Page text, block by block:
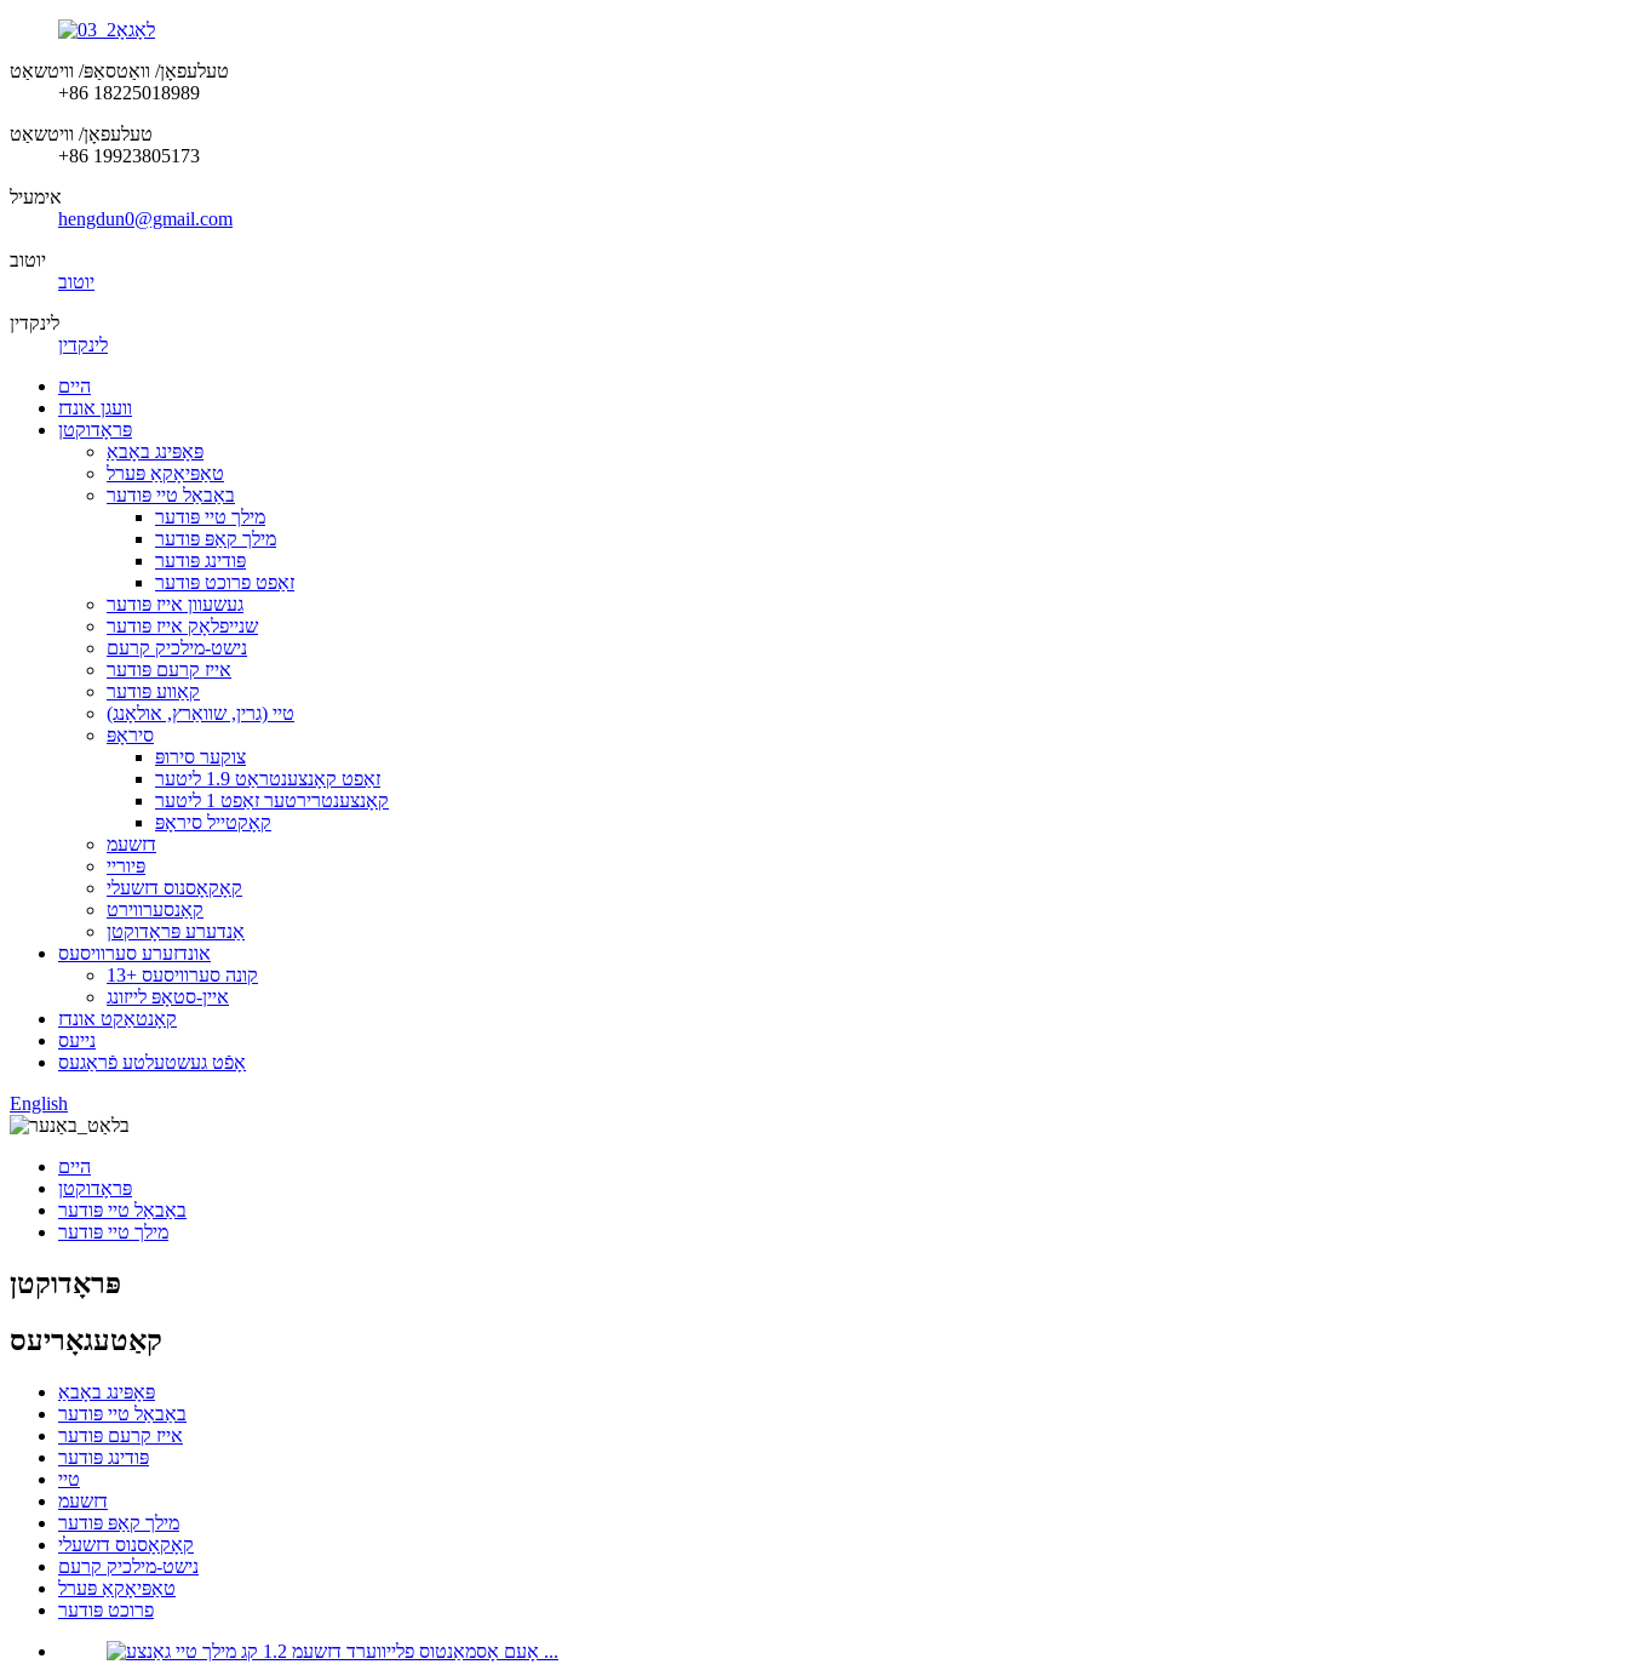
טעלעפאָן/ וואַטסאַפּ/ וויטשאַט
+86 18225018989
טעלעפאָן/ וויטשאַט
+86 19923805173
אימעיל
hengdun0@gmail.com
יוטוב
יוטוב
לינקדין
לינקדין
היים
וועגן אונדז
פּראָדוקטן
פּאָפּינג באָבאַ
טאַפּיאָקאַ פּערל
באַבאַל טיי פּודער
מילך טיי פּודער
מילך קאַפּ פּודער
פּודינג פּודער
זאַפט פרוכט פּודער
געשעוון אייז פּודער
שנייפלאָק אייז פּודער
נישט-מילכיק קרעם
אייז קרעם פּודער
קאַווע פּודער
טיי (גרין, שוואַרץ, אולאָנג)
סיראָפּ
צוקער סירופּ
זאַפט קאָנצענטראַט 1.9 ליטער
קאָנצענטרירטער זאַפט 1 ליטער
קאָקטייל סיראָפּ
דזשעמ
פּיוריי
קאָקאָסנוס דזשעלי
קאַנסערווירט
אַנדערע פּראָדוקטן
אונדזערע סערוויסעס
13+ קונה סערוויסעס
איין-סטאָפּ לייזונג
קאָנטאַקט אונדז
נייעס
אָפֿט געשטעלטע פֿראַגעס
English
היים
פּראָדוקטן
באַבאַל טיי פּודער
מילך טיי פּודער
פּראָדוקטן
קאַטעגאָריעס
פּאָפּינג באָבאַ
באַבאַל טיי פּודער
אייז קרעם פּודער
פּודינג פּודער
טיי
דזשעמ
מילך קאַפּ פּודער
קאָקאָסנוס דזשעלי
נישט-מילכיק קרעם
טאַפּיאָקאַ פּערל
פרוכט פּודער